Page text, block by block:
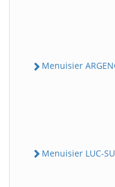
Menuisier
Menuisier LUC-